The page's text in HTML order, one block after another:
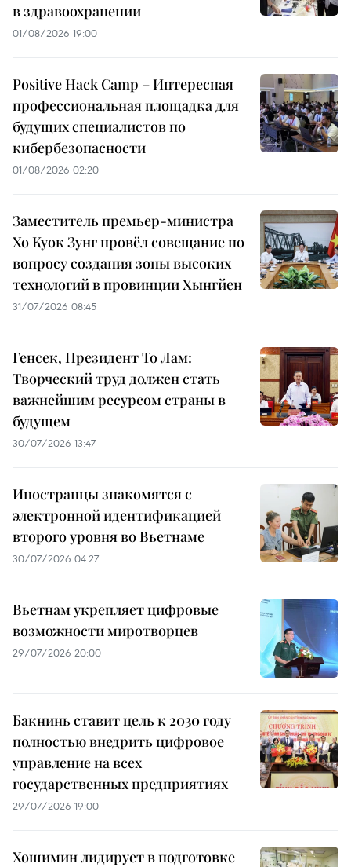
в здравоохранении
01/08/2026 19:00
Positive Hack Camp – Интересная
профессиональная площадка для
будущих специалистов по
кибербезопасности
01/08/2026 02:20
Заместитель премьер-министра
Хо Куок Зунг провёл совещание по
вопросу создания зоны высоких
технологий в провинции Хынгйен
31/07/2026 08:45
Генсек, Президент То Лам:
Творческий труд должен стать
важнейшим ресурсом страны в
будущем
30/07/2026 13:47
Иностранцы знакомятся с
электронной идентификацией
второго уровня во Вьетнаме
30/07/2026 04:27
Вьетнам укрепляет цифровые
возможности миротворцев
29/07/2026 20:00
Бакнинь ставит цель к 2030 году
полностью внедрить цифровое
управление на всех
государственных предприятиях
29/07/2026 19:00
Хошимин лидирует в подготовке